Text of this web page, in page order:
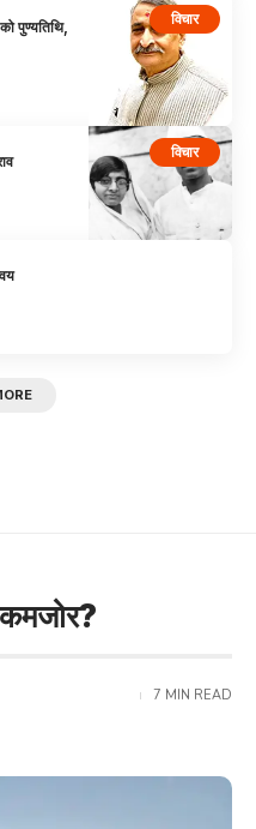
विचार
पुण्यतिथि,
विचार
कमजोर?
7 MIN READ